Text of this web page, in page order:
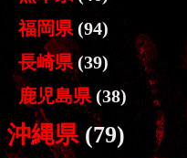
福岡県 (94)
長崎県 (39)
鹿児島県 (38)
沖縄県(79)